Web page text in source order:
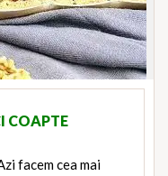
COAPTE
facem cea mai